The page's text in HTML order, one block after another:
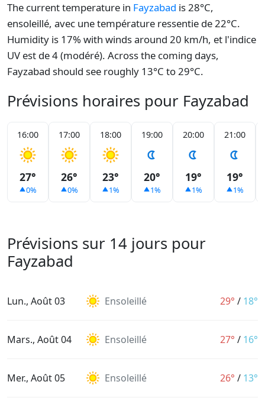
The current temperature in Fayzabad is 28°C,
ensoleillé, avec une température ressentie de 22°C.
Humidity is 17% with winds around 20 km/h, et l'indice
UV est de 4 (modéré). Across the coming days,
Fayzabad should see roughly 13°C to 29°C.
Prévisions horaires pour Fayzabad
16:00
27°
0%
17:00
26°
0%
18:00
23°
1%
19:00
20°
1%
20:00
19°
1%
21:00
19°
1%
Prévisions sur 14 jours pour
Fayzabad
Lun., Août 03 Ensoleillé 29° / 18°
Mars., Août 04 Ensoleillé 27° / 16°
Mer., Août 05 Ensoleillé 26° / 13°